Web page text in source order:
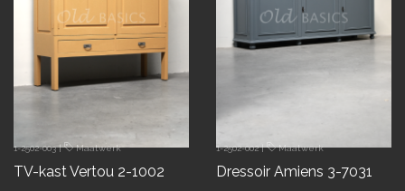
1-2502-003| Maatwerk
TV-kast Vertou 2-1002
1-2502-002| Maatwerk
Dressoir Amiens 3-7031